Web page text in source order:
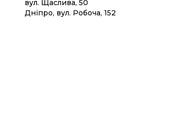
вул. Щаслива, 50
Дніпро, вул. Робоча, 152